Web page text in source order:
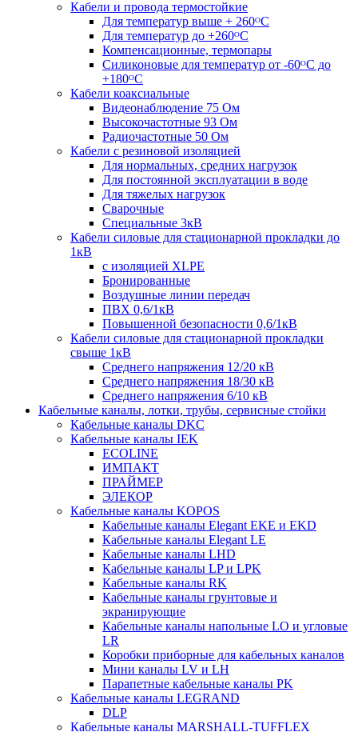
Кабели и провода термостойкие
Для температур выше + 260ᴼС
Для температур до +260ᴼС
Компенсационные, термопары
Силиконовые для температур от -60ᴼC до
+180ᴼС
Кабели коаксиальные
Видеонаблюдение 75 Ом
Высокочастотные 93 Ом
Радиочастотные 50 Ом
Кабели с резиновой изоляцией
Для нормальных, средних нагрузок
Для постоянной эксплуатации в воде
Для тяжелых нагрузок
Сварочные
Специальные 3кВ
Кабели силовые для стационарной прокладки до
1кВ
c изоляцией XLPE
Бронированные
Воздушные линии передач
ПВХ 0,6/1кВ
Повышенной безопасности 0,6/1кВ
Кабели силовые для стационарной прокладки
свыше 1кВ
Среднего напряжения 12/20 кВ
Среднего напряжения 18/30 кВ
Среднего напряжения 6/10 кВ
Кабельные каналы, лотки, трубы, сервисные стойки
Кабельные каналы DKC
Кабельные каналы IEK
ECOLINE
ИМПАКТ
ПРАЙМЕР
ЭЛЕКОР
Кабельные каналы KOPOS
Кабельные каналы Elegant EKE и EKD
Кабельные каналы Elegant LE
Кабельные каналы LHD
Кабельные каналы LP и LPK
Кабельные каналы RK
Кабельные каналы грунтовые и
экранирующие
Кабельные каналы напольные LO и угловые
LR
Коробки приборные для кабельных каналов
Мини каналы LV и LH
Парапетные кабельные каналы PK
Кабельные каналы LEGRAND
DLP
Кабельные каналы MARSHALL-TUFFLEX